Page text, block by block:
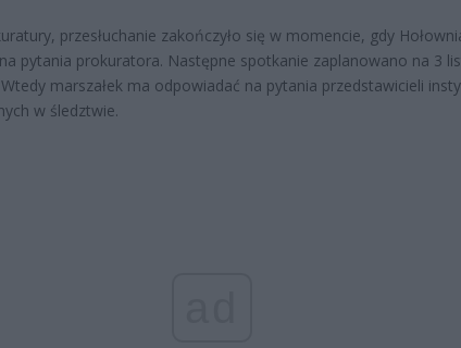
przesłuchanie zakończyło się w momencie, gdy
pytania prokuratora. Następne spotkanie zaplanowano na 3
marszałek ma odpowiadać na pytania przedstawicieli
w śledztwie.